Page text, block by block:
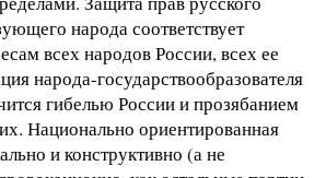
народа соответствует
всех народов России, всех ее
народа-государствообразователя
гибелью России и прозябанием
Национально ориентированная
и конструктивно (а не